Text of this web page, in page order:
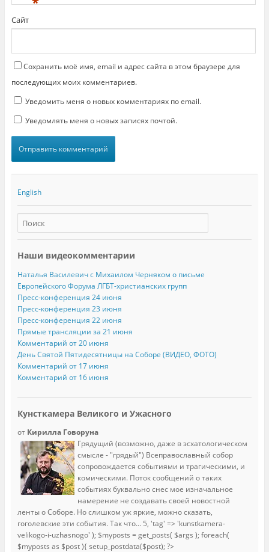
в
в
м
к
н
)
Сайт
Сохранить моё имя, email и адрес сайта в этом браузере для
последующих моих комментариев.
Уведомить меня о новых комментариях по email.
Уведомлять меня о новых записях почтой.
English
Наши видеокомментарии
Наталья Василевич с Михаилом Черняком о письме
Европейского Форума ЛГБТ-христианских групп
Пресс-конференция 24 июня
Пресс-конференция 23 июня
Пресс-конференция 22 июня
Прямые трансляции за 21 июня
Комментарий от 20 июня
День Святой Пятидесятницы на Соборе (ВИДЕО, ФОТО)
Комментарий от 17 июня
Комментарий от 16 июня
Кунсткамера Великого и Ужасного
от Кирилла Говоруна
Грядущий (возможно, даже в эсхатологическом
смысле - "грядый") Всеправославный собор
сопровождается событиями и трагическими, и
комическими. Поток сообщений о таких
событиях буквально снес мое изначальное
намерение не создавать своей новостной
ленты о Соборе. Но слишком уж яркие, можно сказать,
гоголевские эти события. Так что... 5, 'tag' => 'kunstkamera-
velikogo-i-uzhasnogo' ); $myposts = get_posts( $args ); foreach(
$myposts as $post ){ setup_postdata($post); ?>